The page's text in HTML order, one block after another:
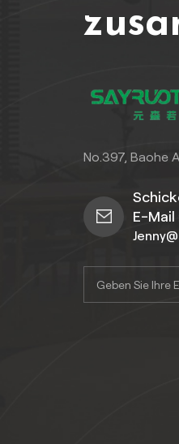
No.397, Baohe
E-Mail